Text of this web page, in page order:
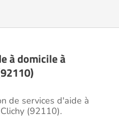
à domicile à
de services d'aide à
(92110).